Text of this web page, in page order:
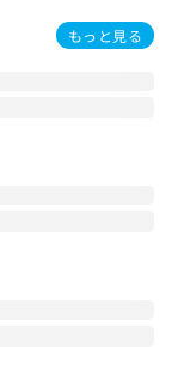
もっと見る